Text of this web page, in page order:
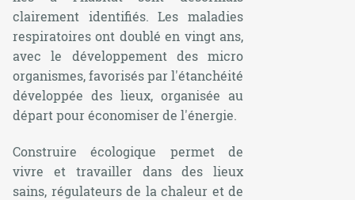
clairement identifiés. Les maladies
respiratoires ont doublé en vingt ans,
avec le développement des micro
organismes, favorisés par l'étanchéité
développée des lieux, organisée au
départ pour économiser de l'énergie.
Construire écologique permet de
vivre et travailler dans des lieux
sains, régulateurs de la chaleur et de